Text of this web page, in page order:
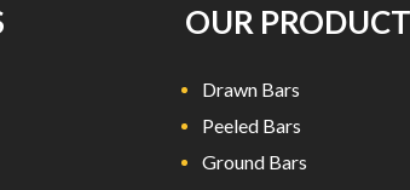
OUR
Drawn Bars
Peeled Bars
Ground Bars